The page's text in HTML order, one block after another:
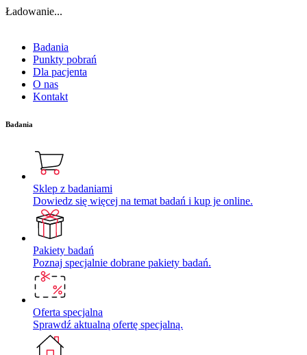
Ładowanie...
Badania
Punkty pobrań
Dla pacjenta
O nas
Kontakt
Badania
Sklep z badaniami
Dowiedz się więcej na temat badań i kup je online.
Pakiety badań
Poznaj specjalnie dobrane pakiety badań.
Oferta specjalna
Sprawdź aktualną ofertę specjalną.